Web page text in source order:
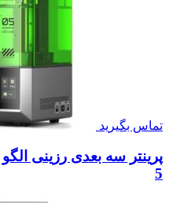
تماس بگیرید
5